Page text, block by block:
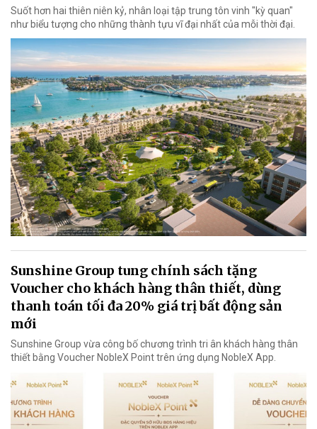
Suốt hơn hai thiên niên kỷ, nhân loại tập trung tôn vinh "kỳ quan"
như biểu tượng cho những thành tựu vĩ đại nhất của mỗi thời đại.
Sunshine Group tung chính sách tặng
Voucher cho khách hàng thân thiết, dùng
thanh toán tối đa 20% giá trị bất động sản
mới
Sunshine Group vừa công bố chương trình tri ân khách hàng thân
thiết bằng Voucher NobleX Point trên ứng dụng NobleX App.